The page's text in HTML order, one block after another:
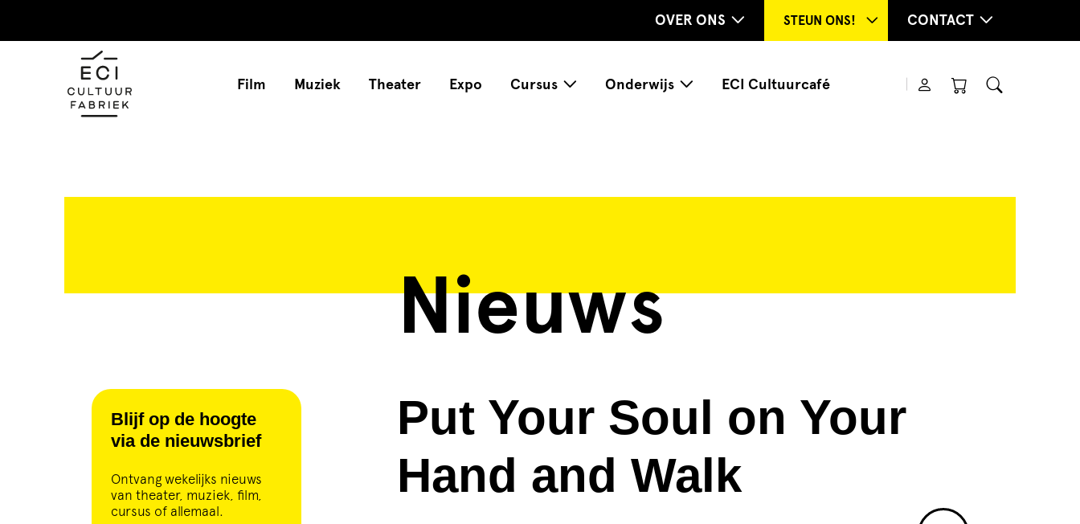
OVER ONS STEUN ONS! CONTACT
Film Muziek Theater Expo Cursus Onderwijs ECI Cultuurcafé
Nieuws
Blijf op de hoogte
via de nieuwsbrief
Ontvang wekelijks nieuws
van theater, muziek, film,
cursus of allemaal.
Put Your Soul on Your
Hand and Walk